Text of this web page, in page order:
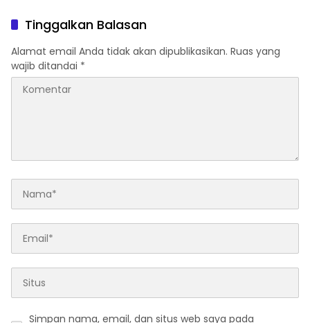
Keputusan Sepihak dan
Tanpa Koordinasi
Tinggalkan Balasan
Alamat email Anda tidak akan dipublikasikan. Ruas yang
wajib ditandai *
Simpan nama, email, dan situs web saya pada